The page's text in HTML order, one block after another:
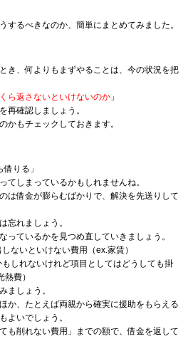
するべきなのか、簡単にまとめてみました。
き、何よりもまずやることは、今の状況を把
ら返さないといけないのか 」
再確認しましょう。
かもチェックしておきます。
りる」
てしまっているかもしれませんね。
は借金が膨らむばかりで、解決を先送りして
忘れましょう。
っているかを見つめ直していきましょう。
ないといけない費用（ex.家賃）
しれないけれど項目としてはどうしても掛
費）
ましょう。
か、たとえば両親から確実に援助をもらえる
よいでしょう。
も削れない費用」までの額で、借金を返して